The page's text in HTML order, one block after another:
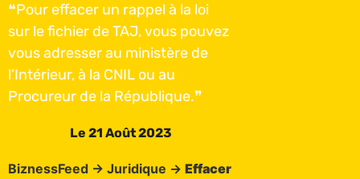
❝Pour effacer un rappel à la loi
sur le fichier de TAJ, vous pouvez
vous adresser au ministère de
l’Intérieur, à la CNIL ou au
Procureur de la République.❞
Le 21 Août 2023
BiznessFeed → Juridique → Effacer